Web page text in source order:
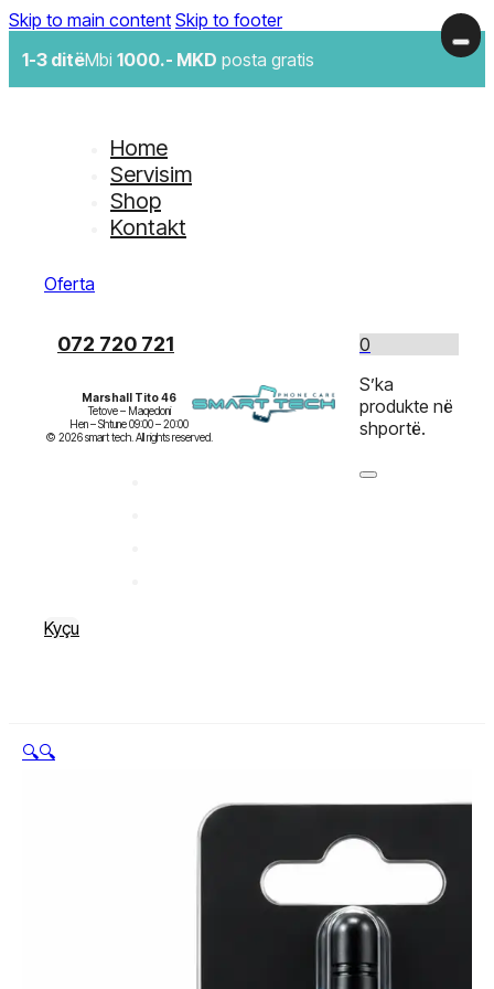
Skip to main content Skip to footer
1-3 ditëMbi 1000.- MKD posta gratis
Home
Servisim
Shop
Kontakt
Oferta
072 720 721
Marshall Tito 46
Tetove – Maqedoni
Hen – Shtune 09:00 – 20:00
Kyçu
0
S’ka
produkte në
shportë.
🔍🔍